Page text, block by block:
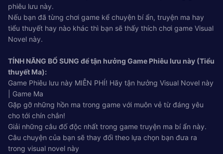
phiêu lưu này.
Nếu bạn đã từng chơi game kể chuyện bí ẩn, truyện ma hay
tiểu thuyết hay nào khác thì bạn sẽ thấy thích chơi game Visual
Novel này.
TÍNH NĂNG BỔ SUNG để tận hưởng Game Phiêu lưu này (Tiểu
thuyết Ma):
Game Phiêu lưu này MIỄN PHÍ! Hãy tận hưởng Visual Novel này
| Game Ma
Gặp gỡ những hồn ma trong game với muôn vẻ từ đáng yêu
cho tới chín chắn!
Giải những câu đố độc nhất trong game truyện ma bí ẩn này.
Câu chuyện của bạn sẽ thay đổi theo lựa chọn bạn đưa ra
trong visual novel này